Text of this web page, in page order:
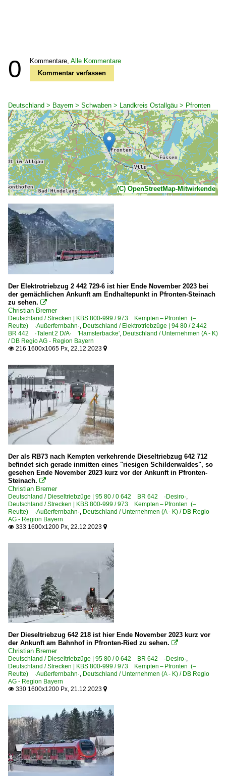
0 Kommentare, Alle Kommentare
Kommentar verfassen
Deutschland > Bayern > Schwaben > Landkreis Ostallgäu > Pfronten
(C) OpenStreetMap-Mitwirkende
Der Elektrotriebzug 2 442 729-6 ist hier Ende November 2023 bei
der gemächlichen Ankunft am Endhaltepunkt in Pfronten-Steinach
zu sehen. 
Christian Bremer
Deutschland / Strecken | KBS 800-999 / 973 Kempten – Pfronten (–
Reutte) ·Außerfernbahn·, Deutschland / Elektrotriebzüge | 94 80 / 2 442
BR 442 ·Talent 2 D/A· 'Hamsterbacke', Deutschland / Unternehmen (A - K)
/ DB Regio AG - Region Bayern
 216 1600x1065 Px, 22.12.2023 
Der als RB73 nach Kempten verkehrende Dieseltriebzug 642 712
befindet sich gerade inmitten eines "riesigen Schilderwaldes", so
gesehen Ende November 2023 kurz vor der Ankunft in Pfronten-
Steinach. 
Christian Bremer
Deutschland / Dieseltriebzüge | 95 80 / 0 642 BR 642 ·Desiro·,
Deutschland / Strecken | KBS 800-999 / 973 Kempten – Pfronten (–
Reutte) ·Außerfernbahn·, Deutschland / Unternehmen (A - K) / DB Regio
AG - Region Bayern
 333 1600x1200 Px, 22.12.2023 
Der Dieseltriebzug 642 218 ist hier Ende November 2023 kurz vor
der Ankunft am Bahnhof in Pfronten-Ried zu sehen. 
Christian Bremer
Deutschland / Dieseltriebzüge | 95 80 / 0 642 BR 642 ·Desiro·,
Deutschland / Strecken | KBS 800-999 / 973 Kempten – Pfronten (–
Reutte) ·Außerfernbahn·, Deutschland / Unternehmen (A - K) / DB Regio
AG - Region Bayern
 330 1600x1200 Px, 21.12.2023 